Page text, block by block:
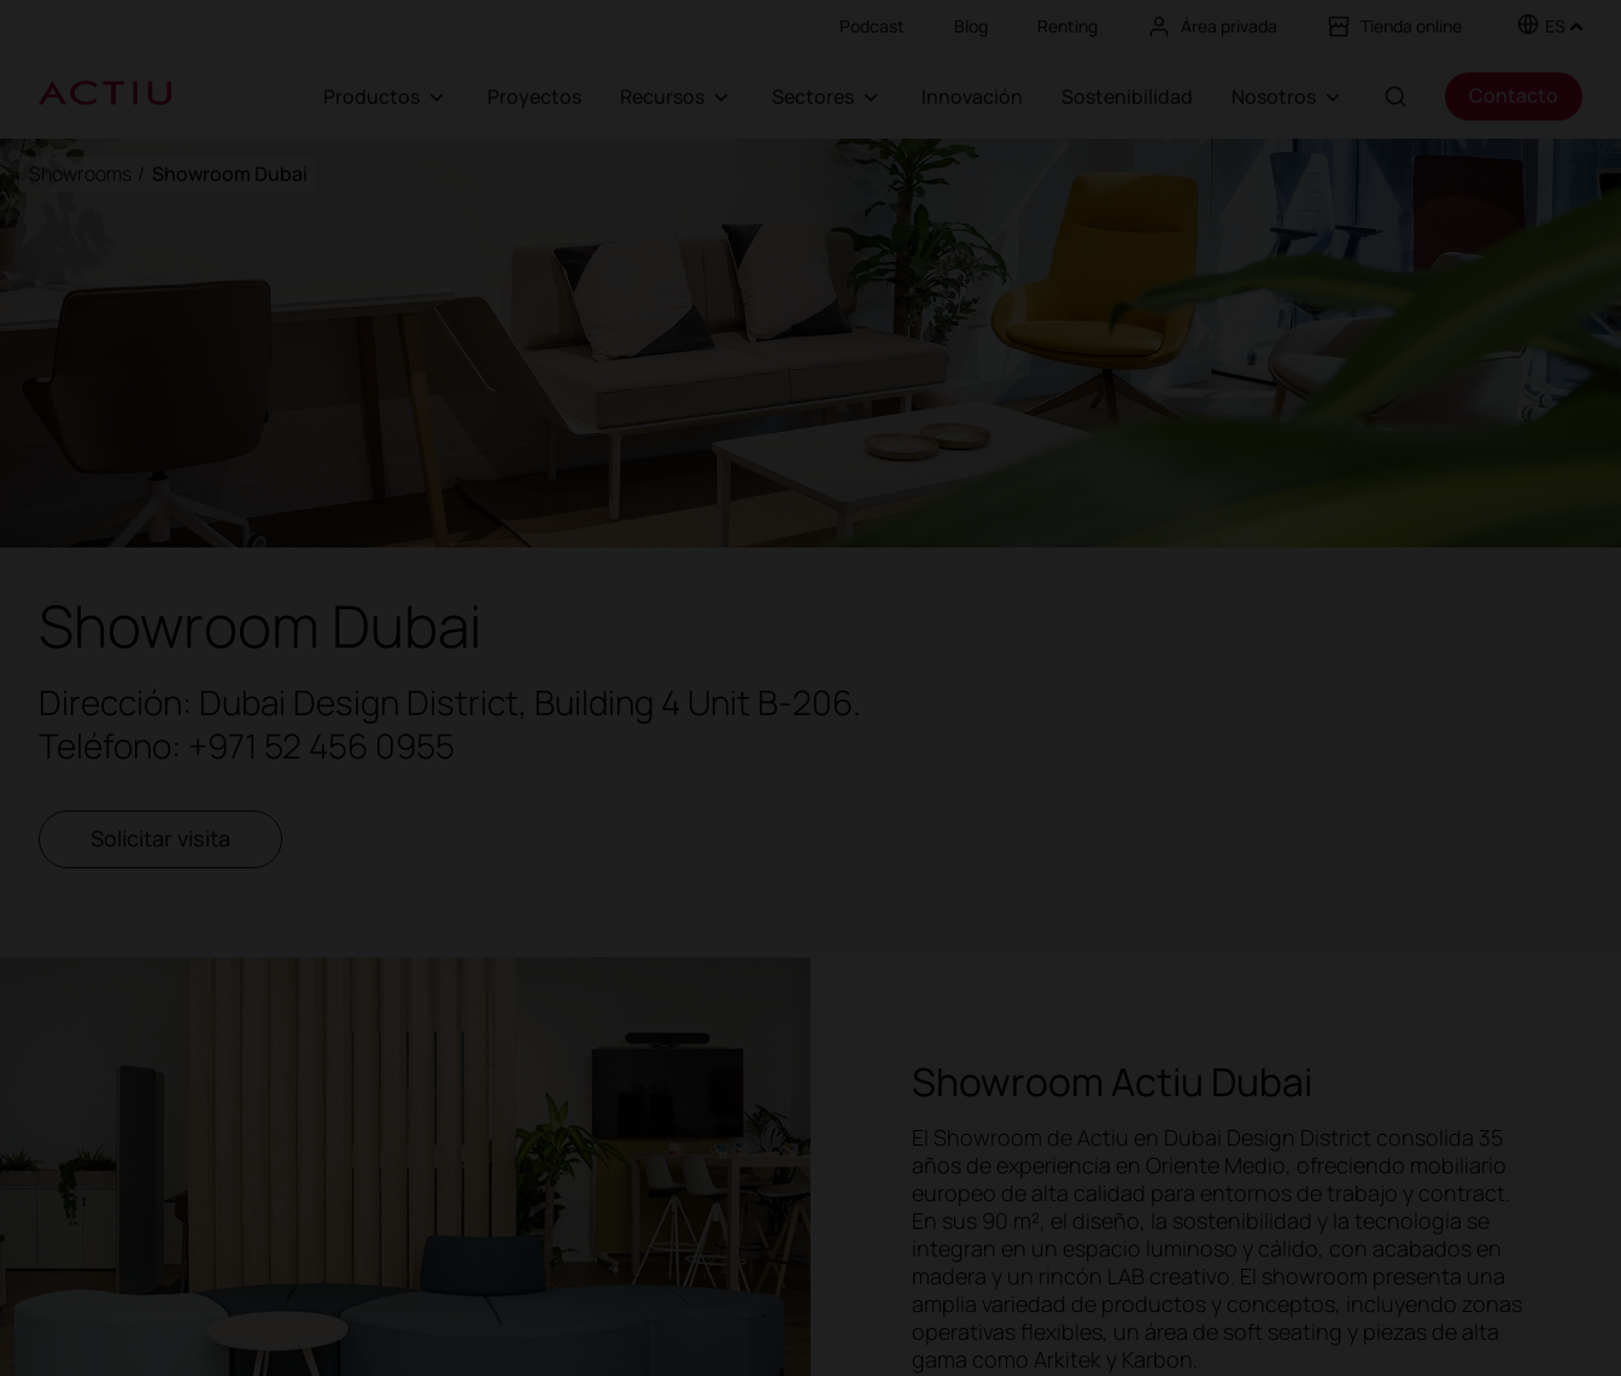
Podcast Blog Renting Área privada Tienda online ES
Productos Proyectos Recursos Sectores Innovación Sostenibilidad Nosotros Contacto
Showrooms / Showroom Dubai
Showroom Dubai
Dirección: Dubai Design District, Building 4 Unit B-206.
Teléfono: +971 52 456 0955
Solicitar visita
Showroom Actiu Dubai
El Showroom de Actiu en Dubai Design District consolida 35
años de experiencia en Oriente Medio, ofreciendo mobiliario
europeo de alta calidad para entornos de trabajo y contract.
En sus 90 m², el diseño, la sostenibilidad y la tecnología se
integran en un espacio luminoso y cálido, con acabados en
madera y un rincón LAB creativo. El showroom presenta una
amplia variedad de productos y conceptos, incluyendo zonas
operativas flexibles, un área de soft seating y piezas de alta
gama como Arkitek y Karbon.